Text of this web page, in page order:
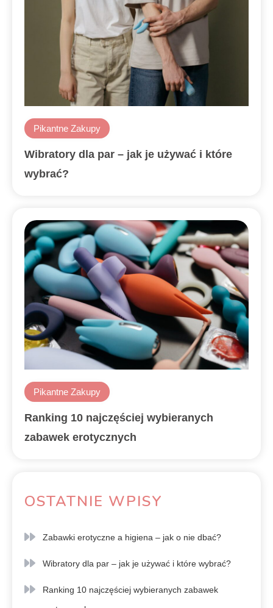
Pikantne Zakupy
Wibratory dla par – jak je używać i które
wybrać?
Pikantne Zakupy
Ranking 10 najczęściej wybieranych
zabawek erotycznych
OSTATNIE WPISY
Zabawki erotyczne a higiena – jak o nie dbać?
Wibratory dla par – jak je używać i które wybrać?
Ranking 10 najczęściej wybieranych zabawek